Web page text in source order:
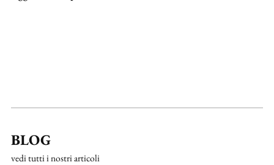
BLOG
vedi tutti i nostri articoli